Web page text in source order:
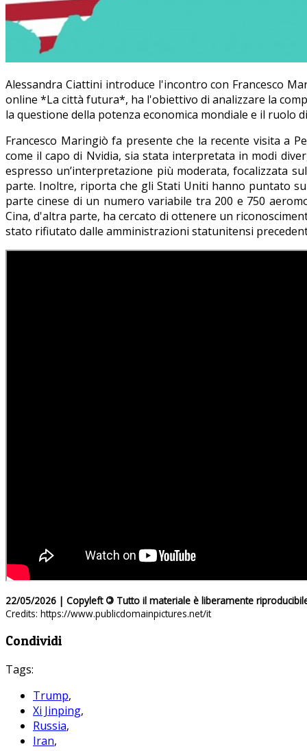
Alessandra Ciattini introduce l'incontro con Francesco
online *La città futura*, ha l'obiettivo di analizzare la
la questione della potenza economica mondiale e il ruolo
Francesco Maringiò fa presente che la recente visita a
come il capo di Nvidia, sia stata interpretata in modi
espresso un’interpretazione più moderata, focalizzata
parte. Inoltre, riporta che gli Stati Uniti hanno puntato
parte cinese di un numero variabile tra 200 e 750
Cina, d'altra parte, ha cercato di ottenere un
stato rifiutato dalle amministrazioni statunitensi
22/05/2026 | Copyleft © Tutto il materiale è liberamente
Credits: https://www.publicdomainpictures.net/it
Condividi
Tags:
Trump,
Xi Jinping,
Russia,
Iran,